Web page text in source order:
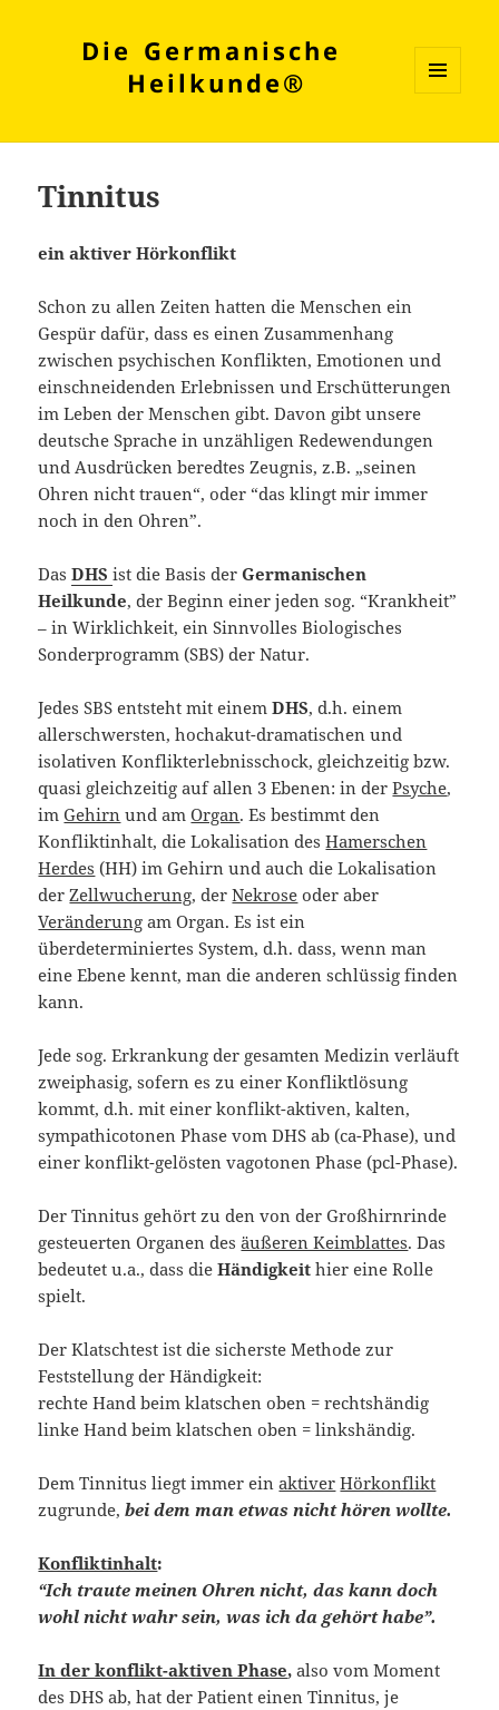
Die Germanische
Heilkunde®
WIDGETS
Tinnitus
ein aktiver Hörkonflikt
Schon zu allen Zeiten hatten die Menschen ein
Gespür dafür, dass es einen Zusammenhang
zwischen psychischen Konflikten, Emotionen und
einschneidenden Erlebnissen und Erschütterungen
im Leben der Menschen gibt. Davon gibt unsere
deutsche Sprache in unzähligen Redewendungen
und Ausdrücken beredtes Zeugnis, z.B. „seinen
Ohren nicht trauen“, oder “das klingt mir immer
noch in den Ohren”.
DasDHS ist die Basis derGermanischen
Heilkunde, der Beginn einer jeden sog. “Krankheit”
– in Wirklichkeit, ein Sinnvolles Biologisches
Sonderprogramm (SBS) der Natur.
Jedes SBS entsteht mit einemDHS, d.h. einem
allerschwersten, hochakut-dramatischen und
isolativen Konflikterlebnisschock, gleichzeitig bzw.
quasi gleichzeitig auf allen 3 Ebenen: in derPsyche,
imGehirn und amOrgan. Es bestimmt den
Konfliktinhalt, die Lokalisation desHamerschen
Herdes (HH) im Gehirn und auch die Lokalisation
derZellwucherung, derNekrose oder aber
Veränderung am Organ. Es ist ein
überdeterminiertes System, d.h. dass, wenn man
eine Ebene kennt, man die anderen schlüssig finden
kann.
Jede sog. Erkrankung der gesamten Medizin verläuft
zweiphasig, sofern es zu einer Konfliktlösung
kommt, d.h. mit einer konflikt-aktiven, kalten,
sympathicotonen Phase vom DHS ab (ca-Phase), und
einer konflikt-gelösten vagotonen Phase (pcl-Phase).
Der Tinnitus gehört zu den von der Großhirnrinde
gesteuerten Organen desäußeren Keimblattes. Das
bedeutet u.a., dass dieHändigkeit hier eine Rolle
spielt.
Der Klatschtest ist die sicherste Methode zur
Feststellung der Händigkeit:
rechte Hand beim klatschen oben = rechtshändig
linke Hand beim klatschen oben = linkshändig.
Dem Tinnitus liegt immer einaktiver Hörkonflikt
zugrunde,bei dem man etwas nicht hören wollte.
Konfliktinhalt:
“Ich traute meinen Ohren nicht, das kann doch
wohl nicht wahr sein, was ich da gehört habe”.
In der konflikt-aktiven Phase, also vom Moment
des DHS ab, hat der Patient einen Tinnitus, je